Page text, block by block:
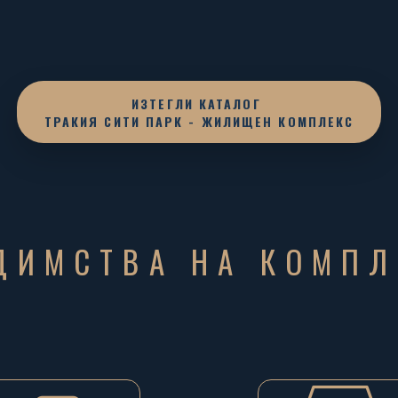
ИЗТЕГЛИ КАТАЛОГ
ТРАКИЯ СИТИ ПАРК - ЖИЛИЩЕН КОМПЛЕКС
НА